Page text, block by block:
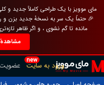
مای موویز با یک طراحی کاملاً جدید و
🎉 حتماً یک سر به نسخهٔ جدید بزن و
مانده تا گم نشوی ، و اگر ظاهر
new
ورود به سایت